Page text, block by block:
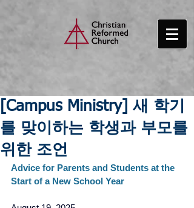
[Campus Ministry] 새 학기
를 맞이하는 학생과 부모를
위한 조언
Advice for Parents and Students at the
Start of a New School Year